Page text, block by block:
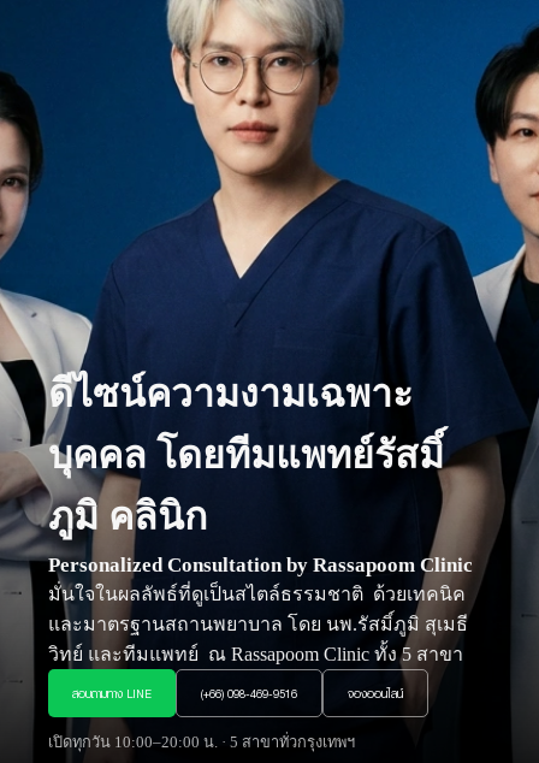
ดีไซน์ความงามเฉพาะ
บุคคล โดยทีมแพทย์รัสมิ์
ภูมิ คลินิก
Personalized Consultation by Rassapoom Clinic
มั่นใจในผลลัพธ์ที่ดูเป็นสไตล์ธรรมชาติ ด้วยเทคนิค
และมาตรฐานสถานพยาบาล โดย นพ.รัสมิ์ภูมิ สุเมธี
วิทย์ และทีมแพทย์ ณ Rassapoom Clinic ทั้ง 5 สาขา
สอบถามทาง LINE
(+66) 098-469-9516 จองออนไลน์
เปิดทุกวัน 10:00–20:00 น. · 5 สาขาทั่วกรุงเทพฯ